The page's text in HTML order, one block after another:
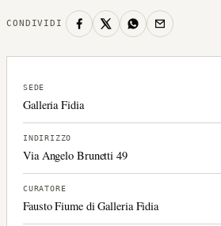
CONDIVIDI
SEDE
Galleria Fidia
INDIRIZZO
Via Angelo Brunetti 49
CURATORE
Fausto Fiume di Galleria Fidia